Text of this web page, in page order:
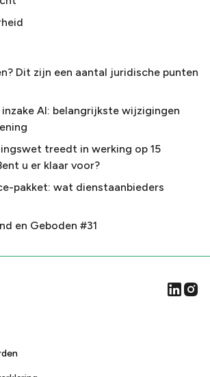
Dit zijn een aantal juridische punten
AI: belangrijkste wijzigingen
treedt in werking op 15
u er klaar voor?
pakket: wat dienstaanbieders
en Geboden #31